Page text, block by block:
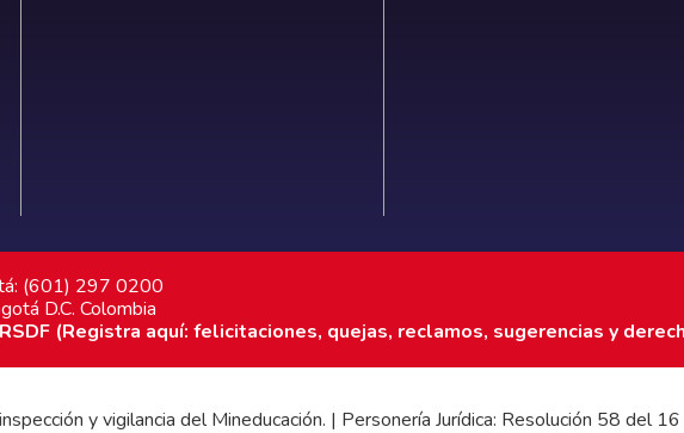
(601) 297 0200
D.C. Colombia
(Registra aquí: felicitaciones, quejas, reclamos, sugerencias y
y vigilancia del Mineducación. | Personería Jurídica: Resolución 58